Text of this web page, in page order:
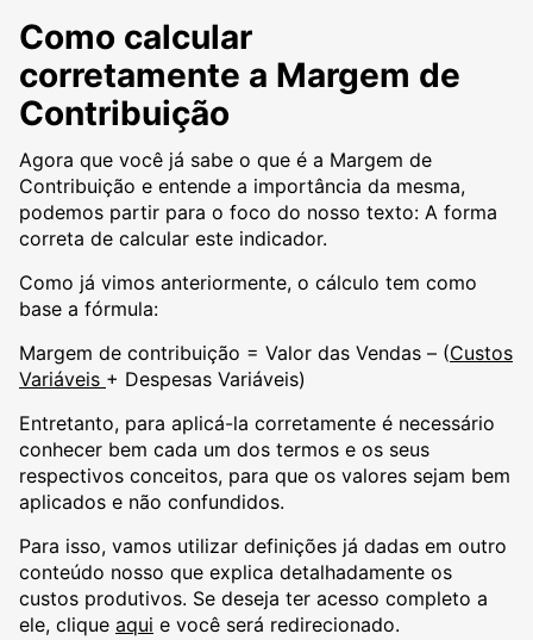
Como calcular
corretamente a Margem de
Contribuição
Agora que você já sabe o que é a Margem de
Contribuição e entende a importância da mesma,
podemos partir para o foco do nosso texto: A forma
correta de calcular este indicador.
Como já vimos anteriormente, o cálculo tem como
base a fórmula:
Margem de contribuição = Valor das Vendas – (Custos
Variáveis + Despesas Variáveis)
Entretanto, para aplicá-la corretamente é necessário
conhecer bem cada um dos termos e os seus
respectivos conceitos, para que os valores sejam bem
aplicados e não confundidos.
Para isso, vamos utilizar definições já dadas em outro
conteúdo nosso que explica detalhadamente os
custos produtivos. Se deseja ter acesso completo a
ele, clique aqui e você será redirecionado.